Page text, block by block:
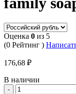
Оценка 0 из 5
(0 Рейтинг )
176,68 ₽
В наличии